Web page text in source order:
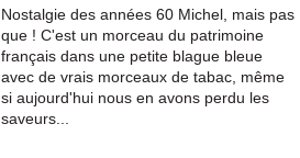
Nostalgie des années 60 Michel, mais pas
que ! C'est un morceau du patrimoine
français dans une petite blague bleue
avec de vrais morceaux de tabac, même
si aujourd'hui nous en avons perdu les
saveurs...